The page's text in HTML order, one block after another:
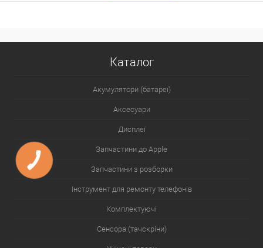
Каталог
Акумулятори (батареї)
Аксесуари
Дисплеї
Запчастини до Apple
Запчастини з розборки
Інструмент для ремонту телефонів
Комплектуючі
Сенсора (тачскріни)